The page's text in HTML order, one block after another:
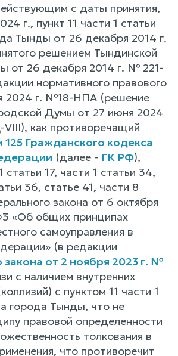
с даты принятия,
г., пункт 11 части 1 статьи
Тынды от 26 декабря 2014 г.
решением Тындинской
от 26 декабря 2014 г. № 221-
нормативного правового
2024 г. №18-НПА (решение
Думы от 27 июня 2024
как противоречащий
125 Гражданского кодекса
(далее - ГК РФ),
статьи 17, части 1 статьи 34,
36, статье 41, части 8
закона от 6 октября
«Об общих принципах
самоуправления в
(в редакции
от 2 ноября 2023 г. №
с наличием внутренних
с пунктом 11 части 1
города Тынды, что не
правовой определенности
толкования в
что противоречит